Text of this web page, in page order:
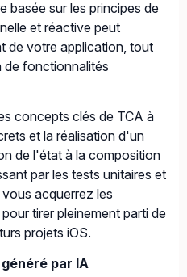
basée sur les principes de
et réactive peut
de votre application, tout
de fonctionnalités
concepts clés de TCA à
et la réalisation d'un
de l'état à la composition
par les tests unitaires et
vous acquerrez les
tirer pleinement parti de
projets iOS.
par IA